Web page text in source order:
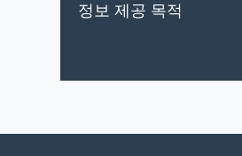
정보 제공 목적